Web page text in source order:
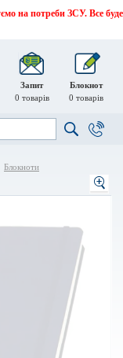
на потреби ЗСУ. Все буде
Запит
0 товарів
Блокнот
0 товарів
Блокноти